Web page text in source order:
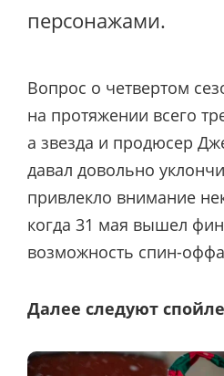
персонажами.
Вопрос о четвертом
на протяжении всего
а звезда и продюсер
давал довольно
привлекло внимание
когда 31 мая вышел
возможность спин-
Далее следуют